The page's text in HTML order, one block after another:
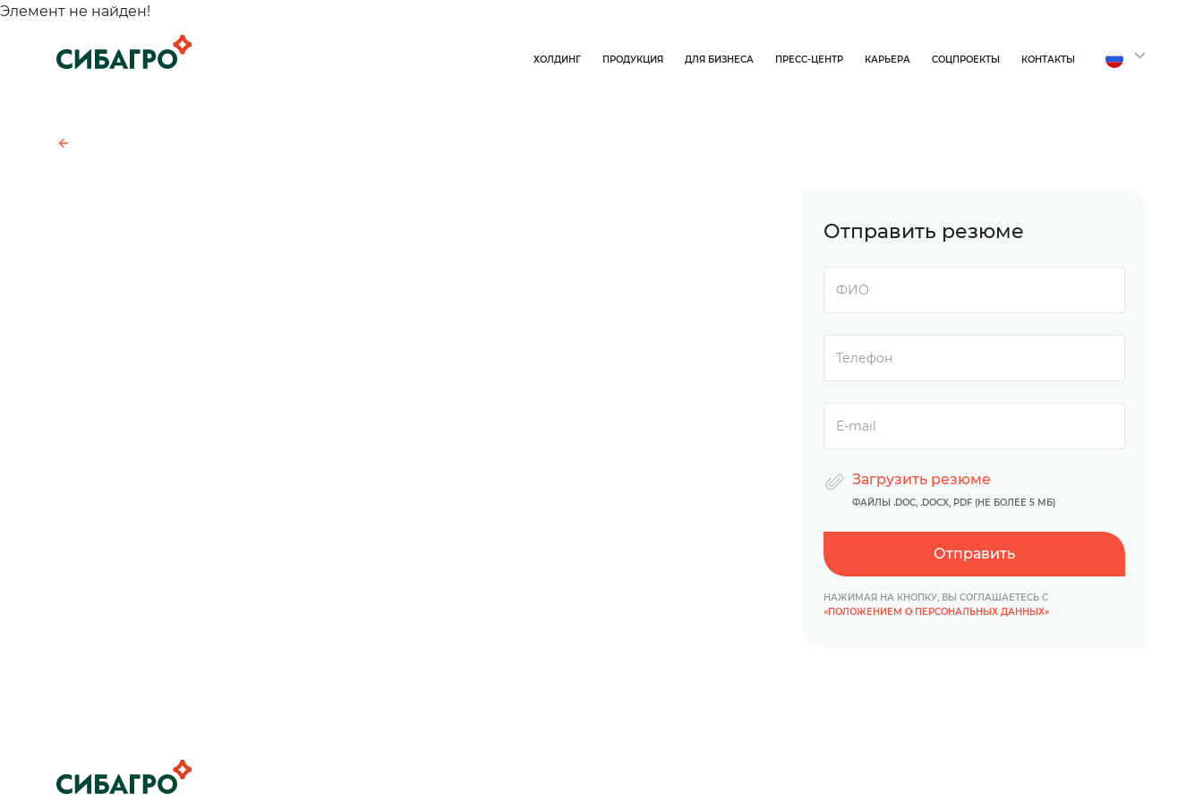
Элемент не найден!
ХОЛДИНГ ПРОДУКЦИЯ ДЛЯ БИЗНЕСА ПРЕСС-ЦЕНТР КАРЬЕРА СОЦПРОЕКТЫ КОНТАКТЫ
Отправить резюме
Загрузить резюме
ФАЙЛЫ .DOC, .DOCX, PDF (НЕ БОЛЕЕ 5 МБ)
Отправить
НАЖИМАЯ НА КНОПКУ, ВЫ СОГЛАШАЕТЕСЬ С
«ПОЛОЖЕНИЕМ О ПЕРСОНАЛЬНЫХ ДАННЫХ»